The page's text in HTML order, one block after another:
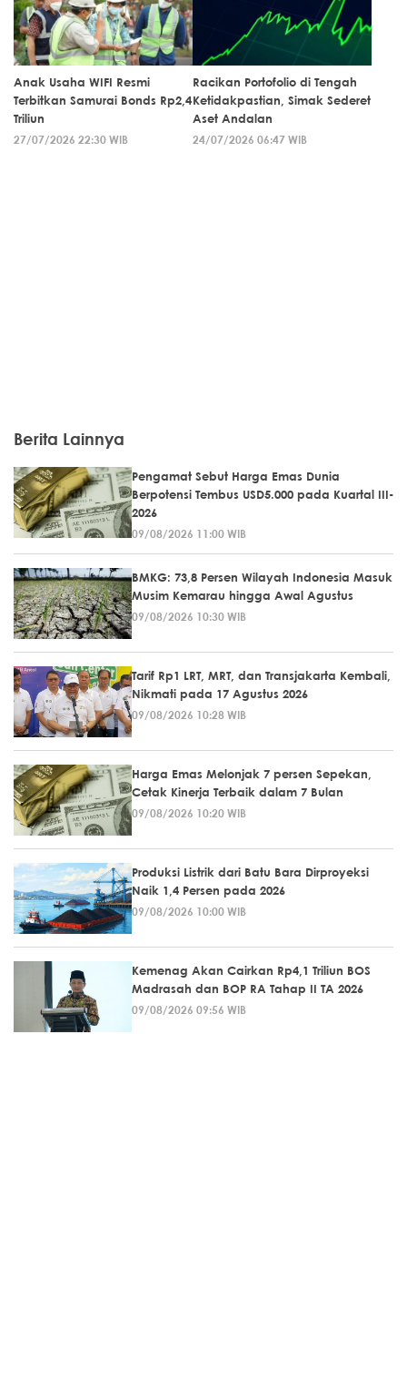
Anak Usaha WIFI Resmi
Terbitkan Samurai Bonds Rp2,4
Triliun
27/07/2026 22:30 WIB
Racikan Portofolio di Tengah
Ketidakpastian, Simak Sederet
Aset Andalan
24/07/2026 06:47 WIB
Berita Lainnya
Pengamat Sebut Harga Emas Dunia
Berpotensi Tembus USD5.000 pada Kuartal III-
2026
09/08/2026 11:00 WIB
BMKG: 73,8 Persen Wilayah Indonesia Masuk
Musim Kemarau hingga Awal Agustus
09/08/2026 10:30 WIB
Tarif Rp1 LRT, MRT, dan Transjakarta Kembali,
Nikmati pada 17 Agustus 2026
09/08/2026 10:28 WIB
Harga Emas Melonjak 7 persen Sepekan,
Cetak Kinerja Terbaik dalam 7 Bulan
09/08/2026 10:20 WIB
Produksi Listrik dari Batu Bara Dirproyeksi
Naik 1,4 Persen pada 2026
09/08/2026 10:00 WIB
Kemenag Akan Cairkan Rp4,1 Triliun BOS
Madrasah dan BOP RA Tahap II TA 2026
09/08/2026 09:56 WIB